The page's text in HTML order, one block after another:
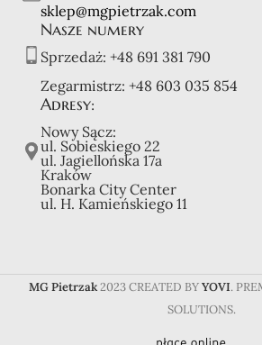
sklep@mgpietrzak.com
Nasze numery
Sprzedaż: +48 691 381 790
Zegarmistrz: +48 603 035 854
Adresy:
Nowy Sącz:
ul. Sobieskiego 22
ul. Jagiellońska 17a
Kraków
Bonarka City Center
ul. H. Kamieńskiego 11
MG Pietrzak 2023 CREATED BYYOVI.
SOLUTIONS.